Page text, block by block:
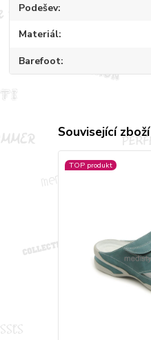
Podešev
Materiál
Barefoot
Související zboží
TOP produkt